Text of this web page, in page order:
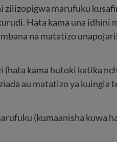
zilizopigwa marufuku
Hata kama una idhini
na matatizo
kama hutoki katika
au matatizo ya kuingia
(kumaanisha kuwa